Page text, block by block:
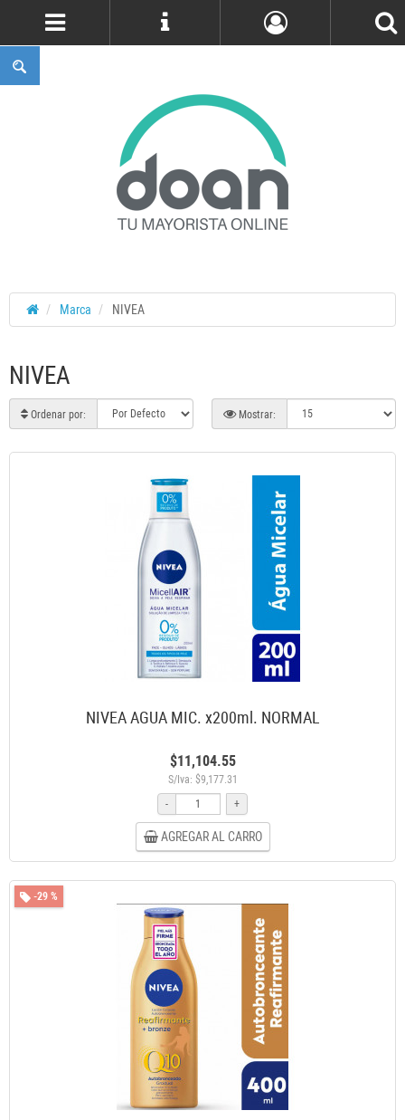
Marca NIVEA
NIVEA
Ordenar por: Mostrar:
NIVEA AGUA MIC. x200ml. NORMAL
$11,104.55
S/Iva: $9,177.31
-
+
AGREGAR AL CARRO
-29 %